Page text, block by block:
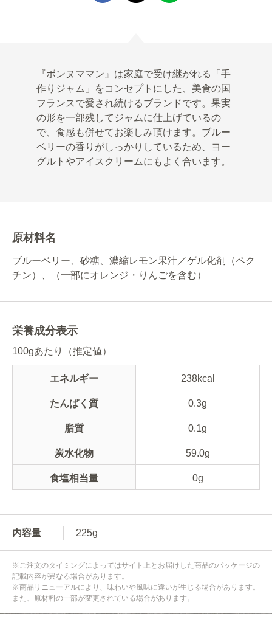
『ボンヌママン』は家庭で受け継がれる「手
作りジャム」をコンセプトにした、美食の国
フランスで愛され続けるブランドです。果実
の形を一部残してジャムに仕上げているの
で、食感も併せてお楽しみ頂けます。ブルー
ベリーの香りがしっかりしているため、ヨー
グルトやアイスクリームにもよく合います。
原材料名
ブルーベリー、砂糖、濃縮レモン果汁／ゲル化剤（ペク
チン）、（一部にオレンジ・りんごを含む）
栄養成分表示
100gあたり（推定値）
エネルギー 238kcal
たんぱく質 0.3g
脂質 0.1g
炭水化物 59.0g
食塩相当量 0g
内容量 225g
※ご注文のタイミングによってはサイト上とお届けした商品のパッケージの
記載内容が異なる場合があります。
※商品リニューアルにより、味わいや風味に違いが生じる場合があります。
また、原材料の一部が変更されている場合があります。